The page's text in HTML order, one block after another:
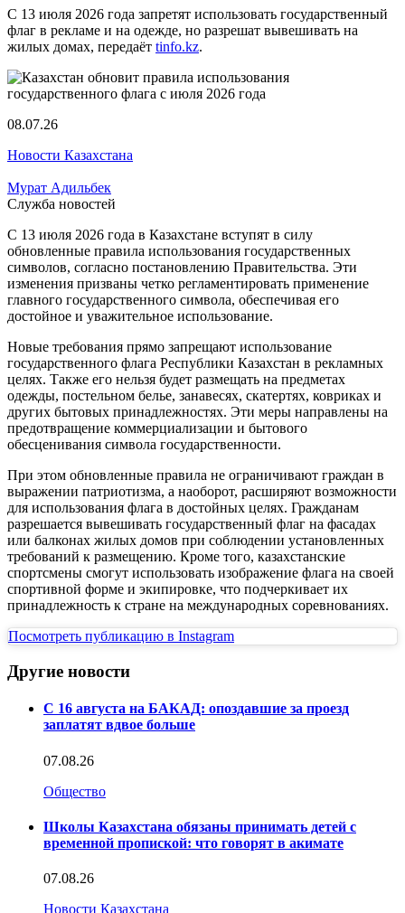
С 13 июля 2026 года запретят использовать государственный
флаг в рекламе и на одежде, но разрешат вывешивать на
жилых домах, передаёт tinfo.kz.
08.07.26
Новости Казахстана
Мурат Адильбек
Служба новостей
С 13 июля 2026 года в Казахстане вступят в силу
обновленные правила использования государственных
символов, согласно постановлению Правительства. Эти
изменения призваны четко регламентировать применение
главного государственного символа, обеспечивая его
достойное и уважительное использование.
Новые требования прямо запрещают использование
государственного флага Республики Казахстан в рекламных
целях. Также его нельзя будет размещать на предметах
одежды, постельном белье, занавесях, скатертях, ковриках и
других бытовых принадлежностях. Эти меры направлены на
предотвращение коммерциализации и бытового
обесценивания символа государственности.
При этом обновленные правила не ограничивают граждан в
выражении патриотизма, а наоборот, расширяют возможности
для использования флага в достойных целях. Гражданам
разрешается вывешивать государственный флаг на фасадах
или балконах жилых домов при соблюдении установленных
требований к размещению. Кроме того, казахстанские
спортсмены смогут использовать изображение флага на своей
спортивной форме и экипировке, что подчеркивает их
принадлежность к стране на международных соревнованиях.
Посмотреть публикацию в Instagram
Другие новости
С 16 августа на БАКАД: опоздавшие за проезд
заплатят вдвое больше
07.08.26
Общество
Школы Казахстана обязаны принимать детей с
временной пропиской: что говорят в акимате
07.08.26
Новости Казахстана